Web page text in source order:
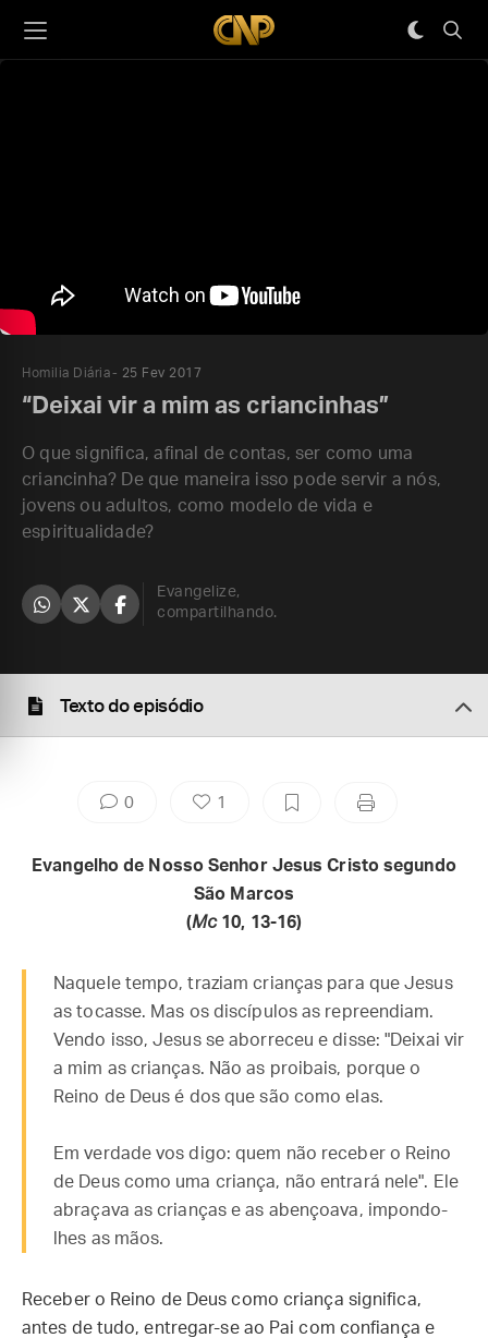
Homilia Diária 25 Fev 2017
“Deixai vir a mim as criancinhas”
O que significa, afinal de contas, ser como uma
criancinha? De que maneira isso pode servir a nós,
jovens ou adultos, como modelo de vida e
espiritualidade?
Evangelize,
compartilhando.
Texto do episódio
0 1
Evangelho de Nosso Senhor Jesus Cristo segundo
São Marcos
(Mc10, 13-16)
Naquele tempo, traziam crianças para que Jesus
as tocasse. Mas os discípulos as repreendiam.
Vendo isso, Jesus se aborreceu e disse: "Deixai vir
a mim as crianças. Não as proibais, porque o
Reino de Deus é dos que são como elas.
Em verdade vos digo: quem não receber o Reino
de Deus como uma criança, não entrará nele". Ele
abraçava as crianças e as abençoava, impondo-
lhes as mãos.
Receber o Reino de Deus como criança significa,
antes de tudo, entregar-se ao Pai com confiança e